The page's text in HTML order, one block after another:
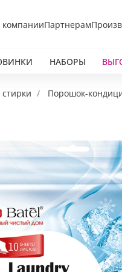
ПартнерамТелефон
НАБОРЫ
Порошок-